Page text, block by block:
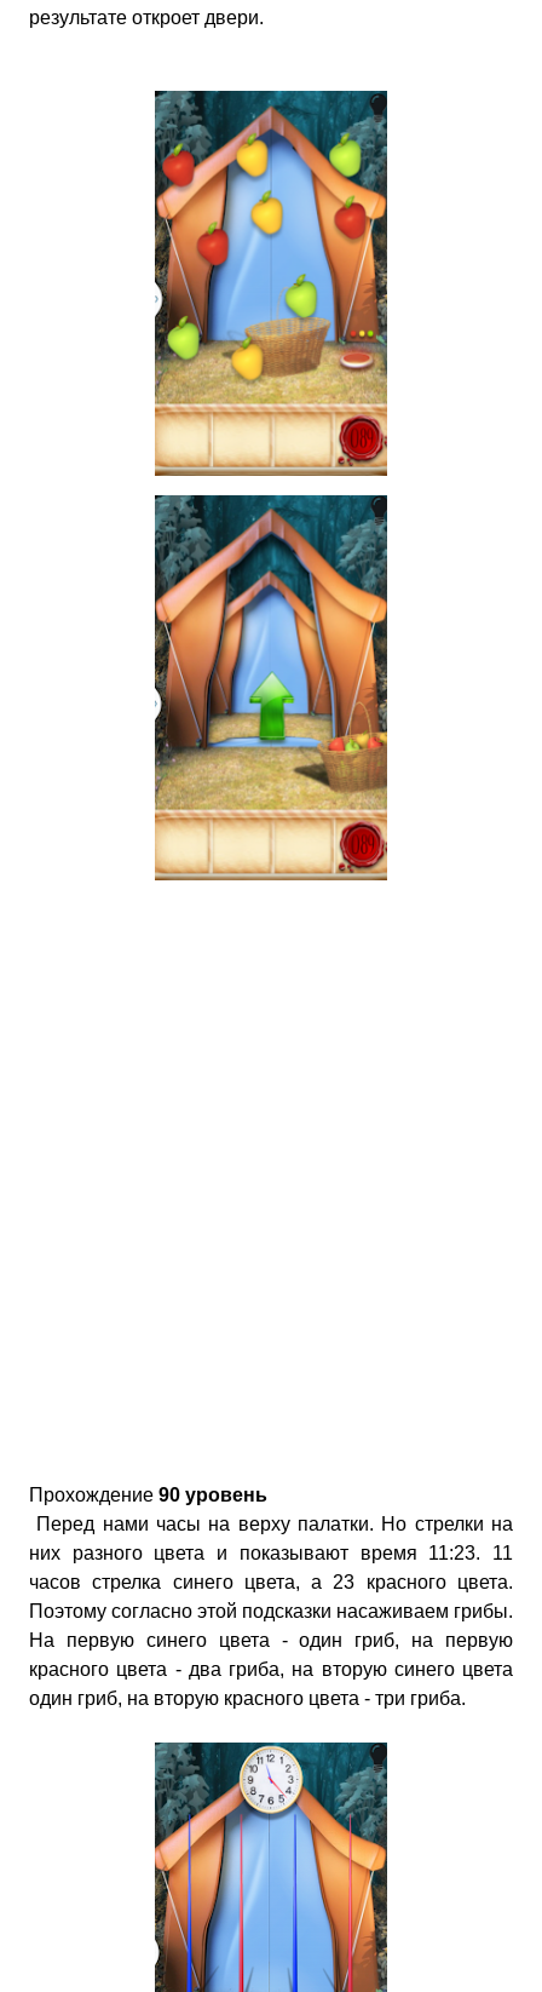
результате откроет двери.
Прохождение 90 уровень
Перед нами часы на верху палатки. Но стрелки на
них разного цвета и показывают время 11:23. 11
часов стрелка синего цвета, а 23 красного цвета.
Поэтому согласно этой подсказки насаживаем грибы.
На первую синего цвета - один гриб, на первую
красного цвета - два гриба, на вторую синего цвета
один гриб, на вторую красного цвета - три гриба.